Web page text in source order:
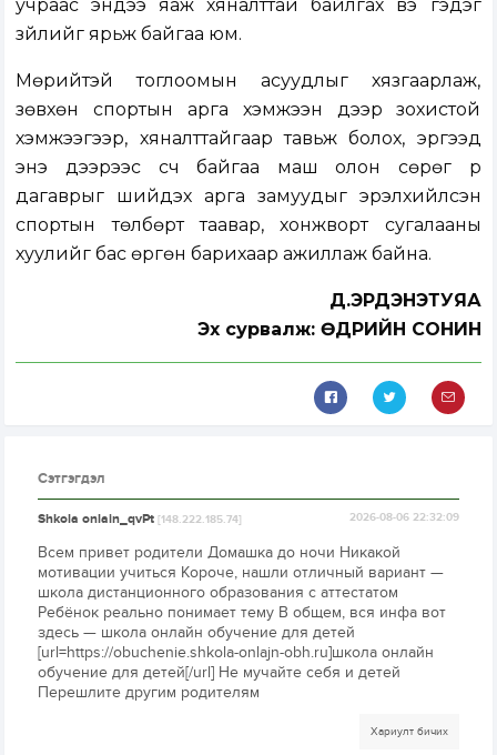
учраас эндээ яаж хяналттай байлгах вэ гэдэг
зүйлийг ярьж байгаа юм.
Мөрийтэй тоглоомын асуудлыг хязгаарлаж,
зөвхөн спортын арга хэмжээн дээр зохистой
хэмжээгээр, хяналттайгаар тавьж болох, эргээд
энэ дээрээс үүсч байгаа маш олон сөрөг үр
дагаврыг шийдэх арга замуудыг эрэлхийлсэн
спортын төлбөрт таавар, хонжворт сугалааны
хуулийг бас өргөн барихаар ажиллаж байна.
Д.ЭРДЭНЭТУЯА
Эх сурвалж: ӨДРИЙН СОНИН
Сэтгэгдэл
Shkola onlain_qvPt[148.222.185.74] 2026-08-06 22:32:09
Всем привет родители Домашка до ночи Никакой
мотивации учиться Короче, нашли отличный вариант —
школа дистанционного образования с аттестатом
Ребёнок реально понимает тему В общем, вся инфа вот
здесь — школа онлайн обучение для детей
[url=https://obuchenie.shkola-onlajn-obh.ru]школа онлайн
обучение для детей[/url] Не мучайте себя и детей
Перешлите другим родителям
Хариулт бичих